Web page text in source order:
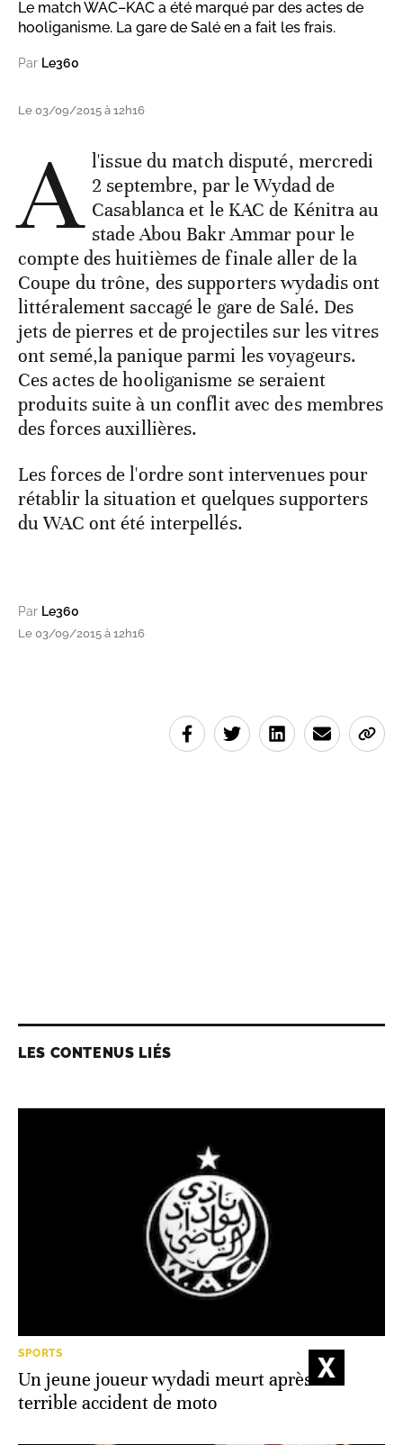
Le match WAC–KAC a été marqué par des actes de
hooliganisme. La gare de Salé en a fait les frais.
Par Le360
Le 03/09/2015 à 12h16
A l'issue du match disputé, mercredi
2 septembre, par le Wydad de
Casablanca et le KAC de Kénitra au
stade Abou Bakr Ammar pour le
compte des huitièmes de finale aller de la
Coupe du trône, des supporters wydadis ont
littéralement saccagé le gare de Salé. Des
jets de pierres et de projectiles sur les vitres
ont semé,la panique parmi les voyageurs.
Ces actes de hooliganisme se seraient
produits suite à un conflit avec des membres
des forces auxillières.
Les forces de l'ordre sont intervenues pour
rétablir la situation et quelques supporters
du WAC ont été interpellés.
Par Le360
Le 03/09/2015 à 12h16
LES CONTENUS LIÉS
SPORTS
Un jeune joueur wydadi meurt après un
terrible accident de moto